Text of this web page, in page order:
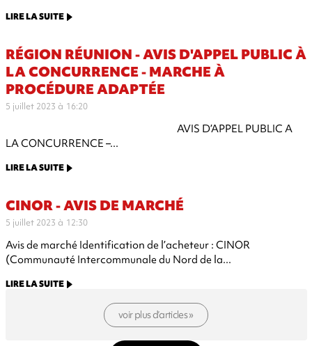
LIRE LA SUITE
RÉGION RÉUNION - AVIS D'APPEL PUBLIC À
LA CONCURRENCE - MARCHE À
PROCÉDURE ADAPTÉE
5 juillet 2023 à 16:20
AVIS D’APPEL PUBLIC A
LA CONCURRENCE –...
LIRE LA SUITE
CINOR - AVIS DE MARCHÉ
5 juillet 2023 à 12:30
Avis de marché Identification de l’acheteur : CINOR
(Communauté Intercommunale du Nord de la...
LIRE LA SUITE
voir plus d’articles »